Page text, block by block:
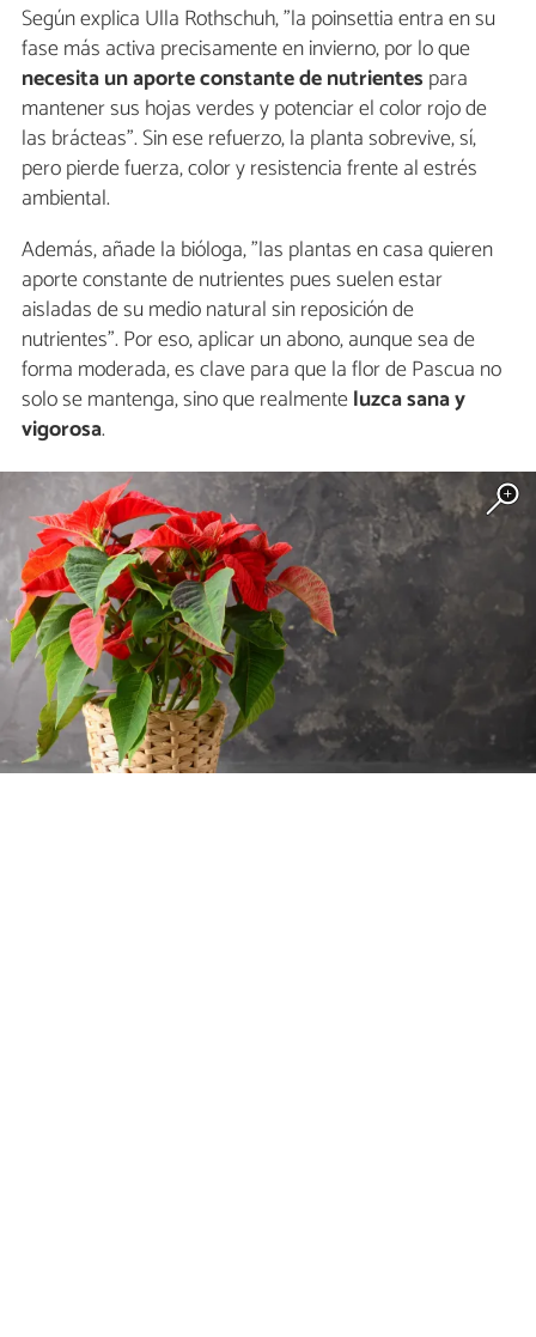
Según explica Ulla Rothschuh, "la poinsettia entra en su
fase más activa precisamente en invierno, por lo que
necesita un aporte constante de nutrientes para
mantener sus hojas verdes y potenciar el color rojo de
las brácteas”. Sin ese refuerzo, la planta sobrevive, sí,
pero pierde fuerza, color y resistencia frente al estrés
ambiental.
Además, añade la bióloga, "las plantas en casa quieren
aporte constante de nutrientes pues suelen estar
aisladas de su medio natural sin reposición de
nutrientes". Por eso, aplicar un abono, aunque sea de
forma moderada, es clave para que la flor de Pascua no
solo se mantenga, sino que realmenteluzca sana y
vigorosa.